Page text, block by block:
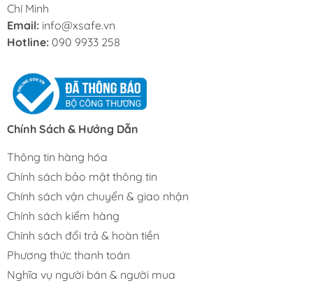
Chí Minh
Email: info@xsafe.vn
Hotline: 090 9933 258
Chính Sách & Hướng Dẫn
Thông tin hàng hóa
Chính sách bảo mật thông tin
Chính sách vận chuyển & giao nhận
Chính sách kiểm hàng
Chính sách đổi trả & hoàn tiền
Phương thức thanh toán
Nghĩa vụ người bán & người mua